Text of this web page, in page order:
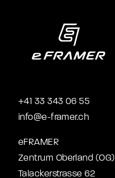
+41 33 343 06 55
info@e-framer.ch
eFRAMER
Zentrum Oberland (OG)
Talackerstrasse 62